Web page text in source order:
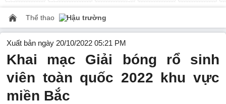
Thể thao Hậu trường
Xuất bản ngày 20/10/2022 05:21 PM
Khai mạc Giải bóng rổ sinh
viên toàn quốc 2022 khu vực
miền Bắc